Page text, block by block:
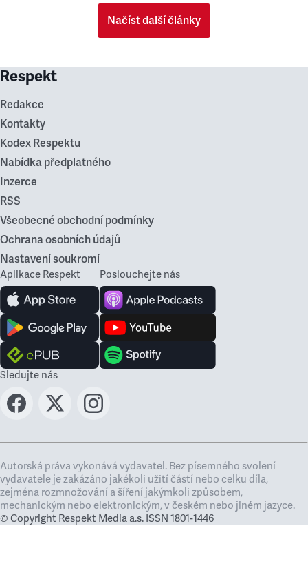
Načíst další články
Respekt
Redakce
Kontakty
Kodex Respektu
Nabídka předplatného
Inzerce
RSS
Všeobecné obchodní podmínky
Ochrana osobních údajů
Nastavení soukromí
Aplikace Respekt Poslouchejte nás
Sledujte nás
Autorská práva vykonává vydavatel. Bez písemného svolení
vydavatele je zakázáno jakékoli užití částí nebo celku díla,
zejména rozmnožování a šíření jakýmkoli způsobem,
mechanickým nebo elektronickým, v českém nebo jiném jazyce.
© Copyright Respekt Media a.s. ISSN 1801-1446